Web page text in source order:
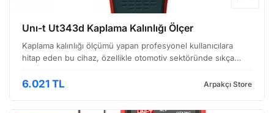
Unı-t Ut343d Kaplama Kalınlığı Ölçer
Kaplama kalınlığı ölçümü yapan profesyonel kullanıcılara
hitap eden bu cihaz, özellikle otomotiv sektöründe sıkça
belirleme imkanı sunuyor. Görüntüde de görülece…
6.021 TL Arpakçı Store